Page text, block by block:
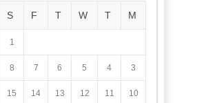
M
T
W
T
F
S
1
3
4
5
6
7
8
10
11
12
13
14
15